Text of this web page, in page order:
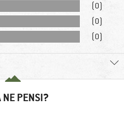
(0)
(0)
(0)
NE PENSI?